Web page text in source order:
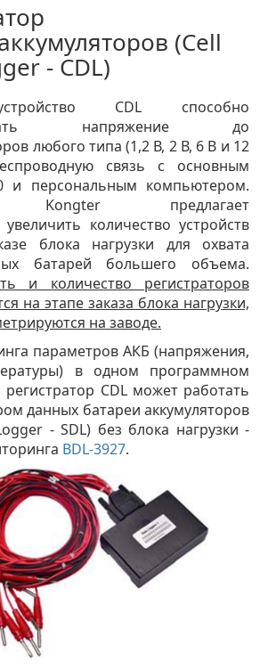
(Cell
- CDL)
CDL способно
напряжение до
любого типа (1,2 В, 2 В, 6 В и 12
связь с основным
и персональным компьютером.
Kongter предлагает
количество устройств
блока нагрузки для охвата
батарей большего объема.
и количество регистраторов
на этапе заказа блока нагрузки,
на заводе.
параметров АКБ (напряжения,
в одном программном
CDL может работать
данных батареи аккумуляторов
- SDL) без блока нагрузки -
BDL-3927.